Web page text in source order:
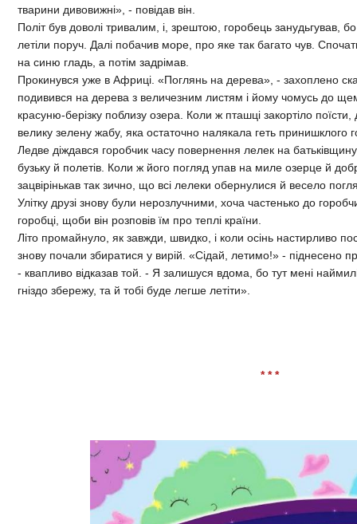
тварини дивовижні», - повідав він.
Політ був доволі тривалим, і, зрештою, горобець занудьгував,
летіли поруч. Далі побачив море, про яке так багато чув.
на синю гладь, а потім задрімав.
Прокинувся уже в Африці. «Поглянь на дерева», - захоплено
подивився на дерева з величезним листям і йому чомусь до
красуню-берізку поблизу озера. Коли ж пташці закортіло
велику зелену жабу, яка остаточно налякала геть принишклого
Ледве діждався горобчик часу повернення лелек на
бузьку й полетів. Коли ж його погляд упав на миле озерце й
зацвірінькав так зично, що всі лелеки обернулися й весело
Улітку друзі знову були нерозлучними, хоча частенько до
горобці, щоби він розповів їм про теплі країни.
Літо промайнуло, як завжди, швидко, і коли осінь настирливо
знову почали збиратися у вирій. «Сідай, летимо!» - піднесено
- квапливо відказав той. - Я залишуся вдома, бо тут мені
гніздо збережу, та й тобі буде легше летіти».
* * *